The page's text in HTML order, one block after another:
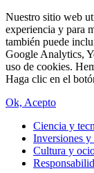
Nuestro sitio web
experiencia y para
también puede
Google Analytics,
uso de cookies.
Haga clic en el
Ok, Acepto
Ciencia y
Inversiones y
Cultura y